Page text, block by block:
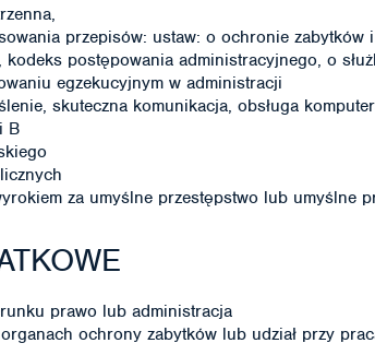
przepisów: ustaw: o ochronie zabytków
kodeks postępowania administracyjnego, o
egzekucyjnym w administracji
skuteczna komunikacja, obsługa
B
za umyślne przestępstwo lub umyślne
prawo lub administracja
ochrony zabytków lub udział przy